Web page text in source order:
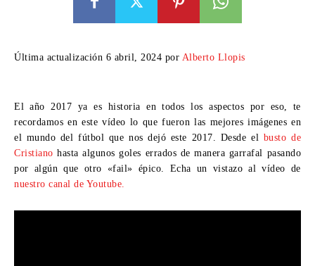
Última actualización 6 abril, 2024 por Alberto Llopis
El año 2017 ya es historia en todos los aspectos por eso, te
recordamos en este vídeo lo que fueron las mejores imágenes en
el mundo del fútbol que nos dejó este 2017. Desde el busto de
Cristiano hasta algunos goles errados de manera garrafal pasando
por algún que otro «fail» épico. Echa un vistazo al vídeo de
nuestro canal de Youtube.